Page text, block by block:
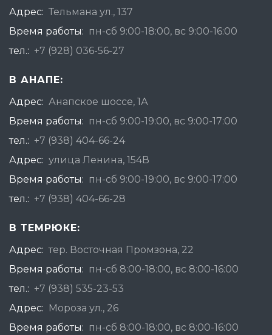
Адрес: Тельмана ул., 137
Время работы: пн-сб 9:00-18:00, вс 9:00-16:00
тел.: +7 (928) 036-56-27
В АНАПЕ:
Адрес: Анапское шоссе, 1А
Время работы: пн-сб 9:00-19:00, вс 9:00-17:00
тел.: +7 (938) 404-66-24
Адрес: улица Ленина, 154В
Время работы: пн-сб 9:00-19:00, вс 9:00-17:00
тел.: +7 (938) 404-66-28
В ТЕМРЮКЕ:
Адрес: тер. Восточная Промзона, 22
Время работы: пн-сб 8:00-18:00, вс 8:00-16:00
тел.: +7 (938) 535-23-53
Адрес: Мороза ул., 26
Время работы: пн-сб 8:00-18:00, вс 8:00-16:00